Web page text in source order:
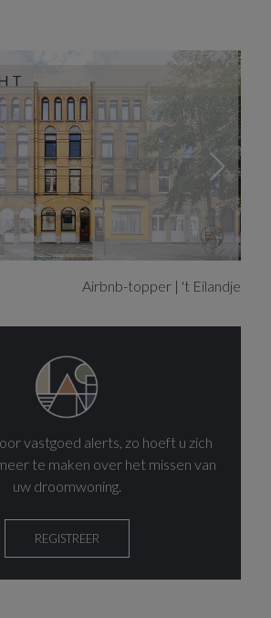
Airbnb-topper | 't Eilandje
vastgoed alerts, zo hoeft u zich
te maken over het missen van
uw droomwoning.
REGISTREER